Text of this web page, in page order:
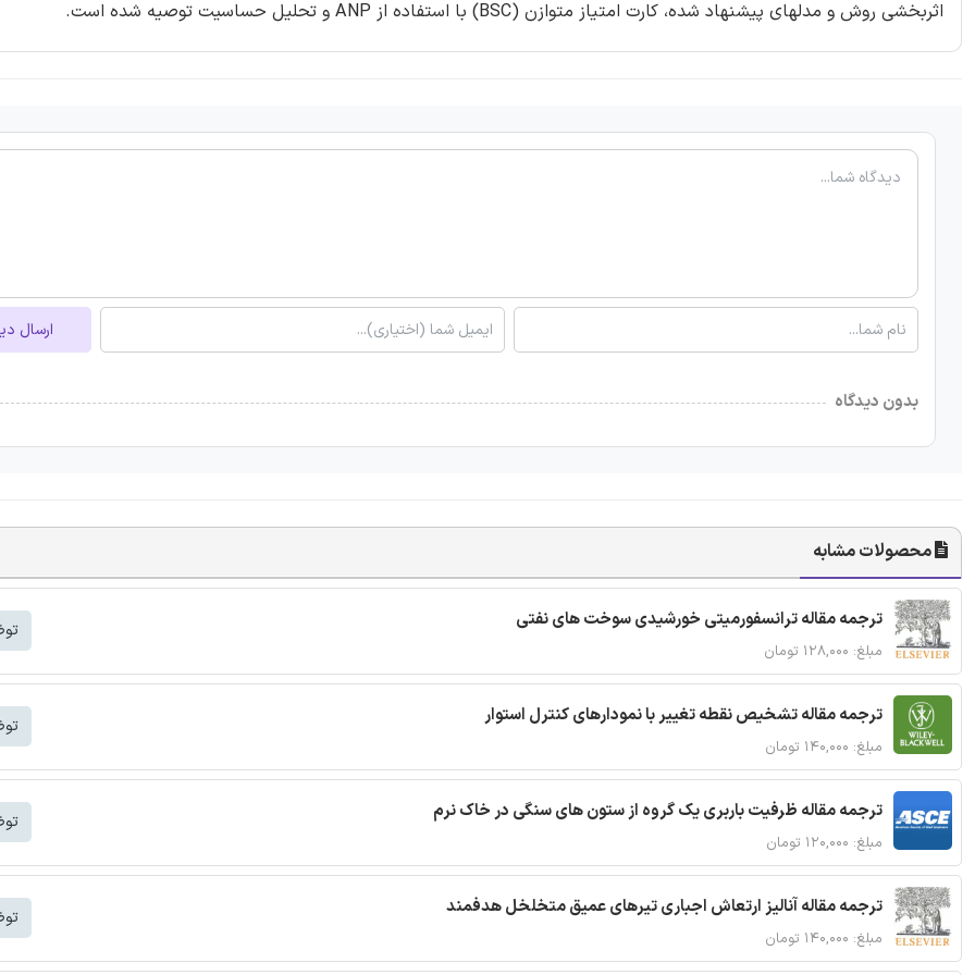
اثربخشی روش و مدلهای پیشنهاد شده، کارت امتیاز متوازن (BSC) با استفاده از ANP و تحلیل حساسیت توصیه شده است.
ارسال
بدون دیدگاه
محصولات مشابه
ترجمه مقاله ترانسفورمیتی خورشیدی سوخت های نفتی
مبلغ: ۱۲۸,۰۰۰ تومان
ترجمه مقاله تشخیص نقطه تغییر با نمودارهای کنترل استوار
مبلغ: ۱۴۰,۰۰۰ تومان
ترجمه مقاله ظرفیت باربری یک گروه از ستون های سنگی در خاک نرم
مبلغ: ۱۲۰,۰۰۰ تومان
ترجمه مقاله آنالیز ارتعاش اجباری تیرهای عمیق متخلخل هدفمند
مبلغ: ۱۴۰,۰۰۰ تومان